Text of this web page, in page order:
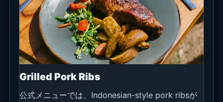
Grilled Pork Ribs
公式メニューでは、Indonesian-style pork ribsが